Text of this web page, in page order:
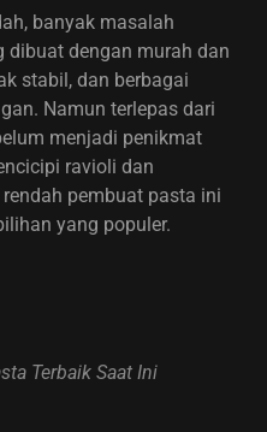
banyak masalah
dibuat dengan murah dan
stabil, dan berbagai
Namun terlepas dari
menjadi penikmat
ravioli dan
pembuat pasta ini
yang populer.
Terbaik Saat Ini